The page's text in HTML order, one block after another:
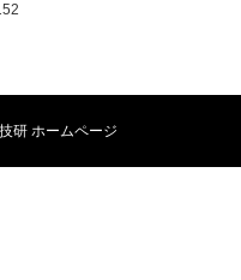
研 ホームページ